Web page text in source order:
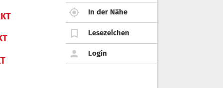
In der Nähe
Lesezeichen
Login